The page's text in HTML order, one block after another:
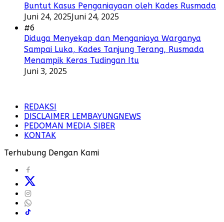
Buntut Kasus Penganiayaan oleh Kades Rusmada
Juni 24, 2025Juni 24, 2025
#6
Diduga Menyekap dan Menganiaya Warganya
Sampai Luka, Kades Tanjung Terang, Rusmada
Menampik Keras Tudingan Itu
Juni 3, 2025
REDAKSI
DISCLAIMER LEMBAYUNGNEWS
PEDOMAN MEDIA SIBER
KONTAK
Terhubung Dengan Kami